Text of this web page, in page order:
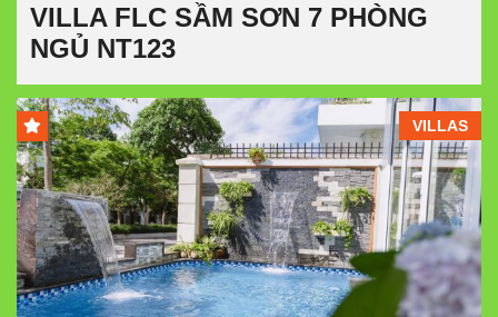
VILLA FLC SẦM SƠN 7 PHÒNG
NGỦ NT123
VILLAS